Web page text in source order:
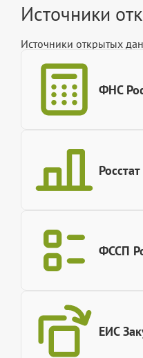
Источники
Источники открытых
ФНС
Росстат
ФССП
ЕИС